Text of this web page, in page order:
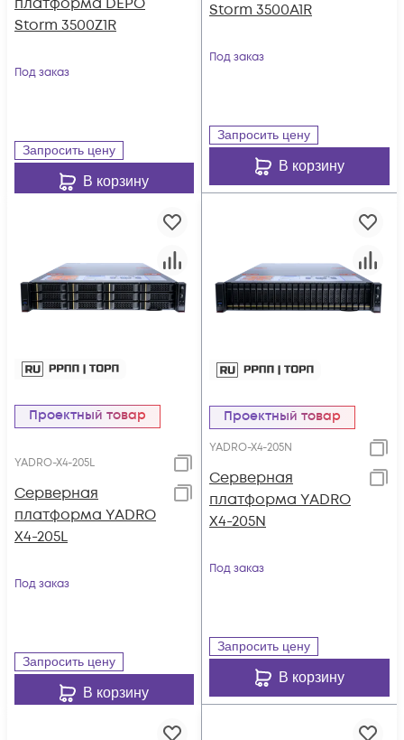
Storm 3500Z1R
Под заказ
Запросить цену
В корзину
Storm 3500A1R
Под заказ
Запросить цену
В корзину
Проектный товар
YADRO-X4-205L
Серверная
платформа YADRO
X4-205L
Под заказ
Запросить цену
В корзину
Проектный товар
YADRO-X4-205N
Серверная
платформа YADRO
X4-205N
Под заказ
Запросить цену
В корзину